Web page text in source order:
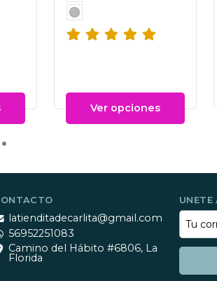
Ver opciones
latienditadecarlita@gmail.com
56952251083
Camino del Hábito #6806, La
Florida
UNETE